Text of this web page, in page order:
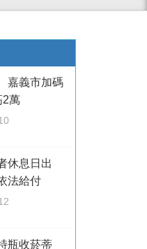
嘉義市加碼
2萬
休息日出
法給付
瓶收菸蒂